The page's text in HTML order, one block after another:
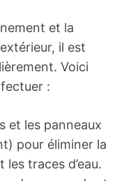
et la
il est
Voici
:
et les panneaux
pour éliminer la
les traces d’eau.